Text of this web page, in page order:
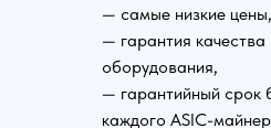
— самые низкие цены,
— гарантия
оборудования,
— гарантийный срок
каждого ASIC-